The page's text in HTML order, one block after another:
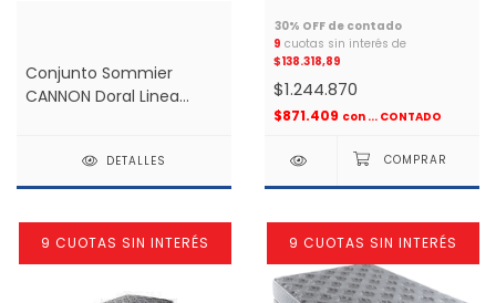
Conjunto Sommier
CANNON Doral Linea
DETALLES
*
9 cuotas sin interés de
$138.318,89
$1.244.870
$871.409 con ... CONTADO
9 CUOTAS SIN INTERÉS 9 CUOTAS SIN INTERÉS